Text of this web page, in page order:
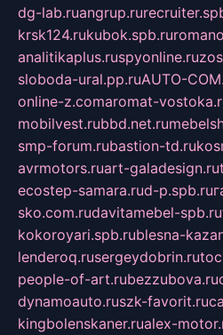
dg-lab.ruangrup.ru
krsk124.rukubok.spb.ru
analitikaplus.ruspyonline.ru
sloboda-ural.pp.ruAUTO-
online-z.comaromat-
mobilvest.rubbd.net.ru
smp-forum.rubastion-td.ru
avrmotors.ruart-galadesign.ru
ecostep-samara.rud-p.spb.ru
sko.com.rudavitamebel-spb.ru
kokoroyari.spb.rublesna-
lenderoq.rusergeydobrin.ru
people-of-art.rubezzubova.ru
dynamoauto.ruszk-favorit.ru
kingbolenskaner.rualex-